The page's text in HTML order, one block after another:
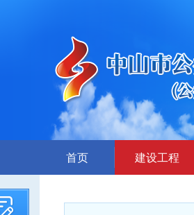
首页 建设工程
招标文件提前公示